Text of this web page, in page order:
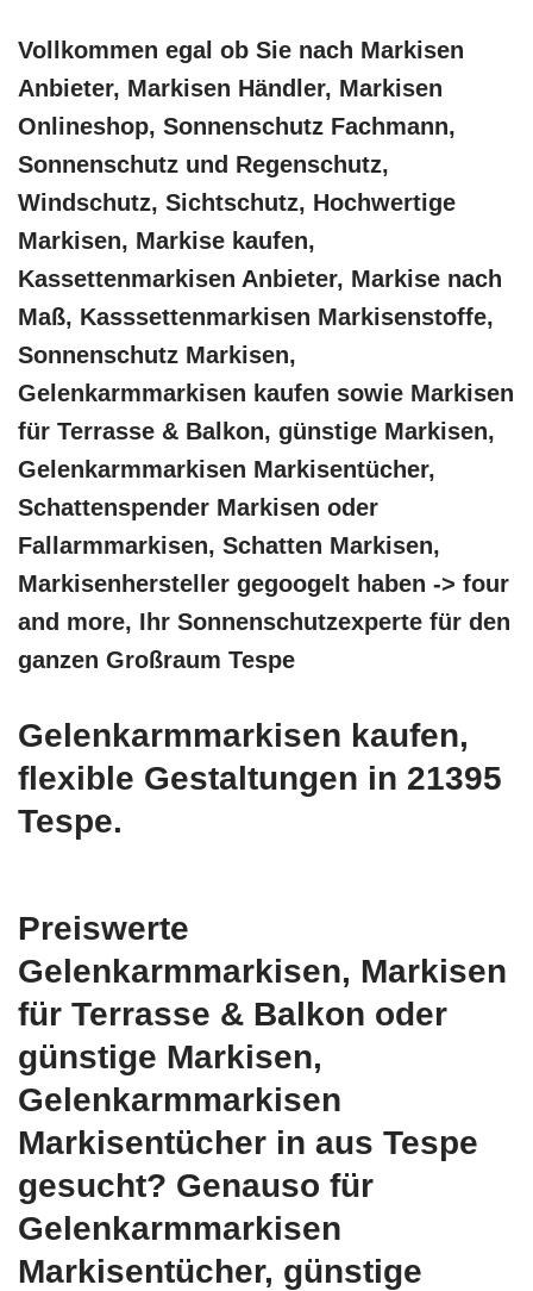
Vollkommen egal ob Sie nach Markisen
Anbieter, Markisen Händler, Markisen
Onlineshop, Sonnenschutz Fachmann,
Sonnenschutz und Regenschutz,
Windschutz, Sichtschutz, Hochwertige
Markisen, Markise kaufen,
Kassettenmarkisen Anbieter, Markise nach
Maß, Kasssettenmarkisen Markisenstoffe,
Sonnenschutz Markisen,
Gelenkarmmarkisen kaufen sowie Markisen
für Terrasse & Balkon, günstige Markisen,
Gelenkarmmarkisen Markisentücher,
Schattenspender Markisen oder
Fallarmmarkisen, Schatten Markisen,
Markisenhersteller gegoogelt haben -> four
and more, Ihr Sonnenschutzexperte für den
ganzen Großraum Tespe
Gelenkarmmarkisen kaufen,
flexible Gestaltungen in 21395
Tespe.
Preiswerte
Gelenkarmmarkisen, Markisen
für Terrasse & Balkon oder
günstige Markisen,
Gelenkarmmarkisen
Markisentücher in aus Tespe
gesucht? Genauso für
Gelenkarmmarkisen
Markisentücher, günstige